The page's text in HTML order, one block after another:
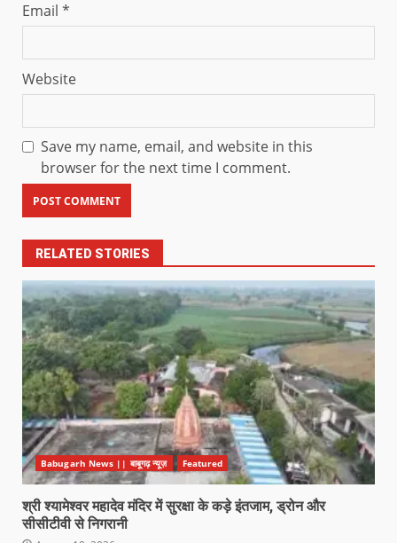
Email *
Website
Save my name, email, and website in this
browser for the next time I comment.
RELATED STORIES
Babugarh News || बाबूगढ़ न्यूज़ Featured
श्री श्यामेश्वर महादेव मंदिर में सुरक्षा के कड़े इंतजाम, ड्रोन और
सीसीटीवी से निगरानी